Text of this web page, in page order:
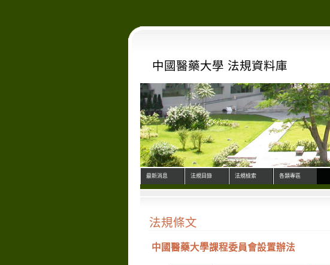
中國醫藥大學 法規資料庫
最新消息 法規目錄 法規檢索 各類專區
法規條文
中國醫藥大學課程委員會設置辦法